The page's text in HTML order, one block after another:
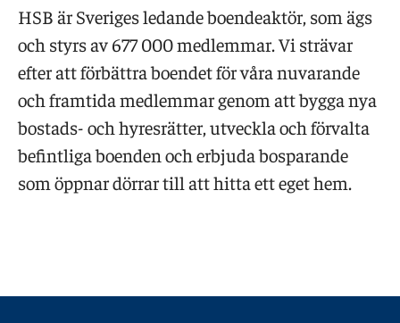
HSB är Sveriges ledande boendeaktör, som ägs
och styrs av 677 000 medlemmar. Vi strävar
efter att förbättra boendet för våra nuvarande
och framtida medlemmar genom att bygga nya
bostads- och hyresrätter, utveckla och förvalta
befintliga boenden och erbjuda bosparande
som öppnar dörrar till att hitta ett eget hem.